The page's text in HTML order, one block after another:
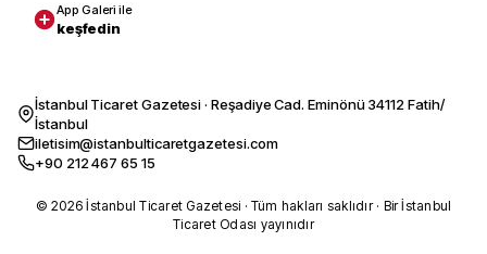
App Galeri ile
keşfedin
İstanbul Ticaret Gazetesi · Reşadiye Cad. Eminönü 34112 Fatih/
İstanbul
iletisim@istanbulticaretgazetesi.com
+90 212 467 65 15
© 2026 İstanbul Ticaret Gazetesi · Tüm hakları saklıdır · Bir İstanbul
Ticaret Odası yayınıdır